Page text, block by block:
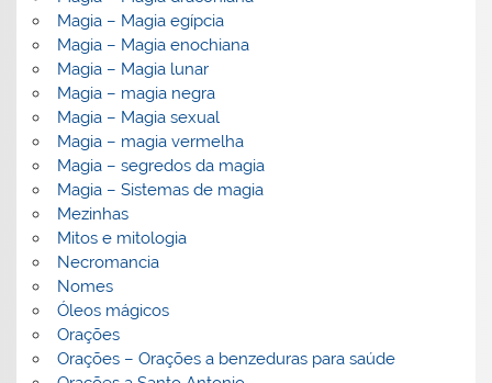
Magia – Magia egípcia
Magia – Magia enochiana
Magia – Magia lunar
Magia – magia negra
Magia – Magia sexual
Magia – magia vermelha
Magia – segredos da magia
Magia – Sistemas de magia
Mezinhas
Mitos e mitologia
Necromancia
Nomes
Óleos mágicos
Orações
Orações – Orações a benzeduras para saúde